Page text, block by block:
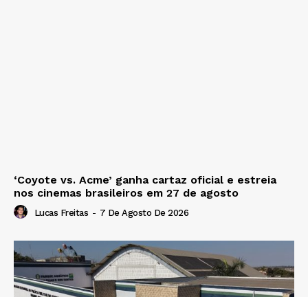
‘Coyote vs. Acme’ ganha cartaz oficial e estreia
nos cinemas brasileiros em 27 de agosto
Lucas Freitas - 7 De Agosto De 2026